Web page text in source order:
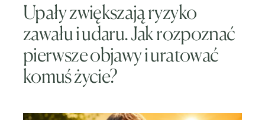
Upały zwiększają ryzyko
zawału i udaru. Jak rozpoznać
pierwsze objawy i uratować
komuś życie?